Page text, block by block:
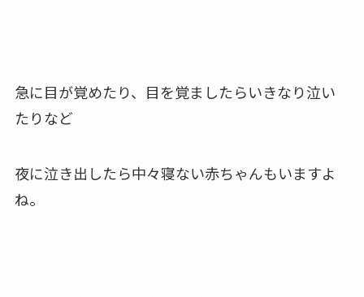
急に目が覚めたり、目を覚ましたらいきなり泣い
たりなど
夜に泣き出したら中々寝ない赤ちゃんもいますよ
ね。